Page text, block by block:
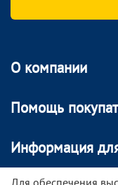
О компании
Помощь
Информация
МОБИЛЬНОЕ